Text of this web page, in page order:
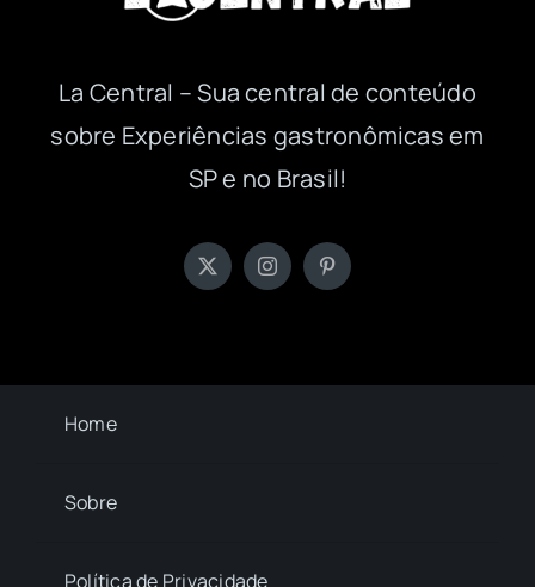
La Central – Sua central de conteúdo
sobre Experiências gastronômicas em
SP e no Brasil!
Home
Sobre
Política de Privacidade